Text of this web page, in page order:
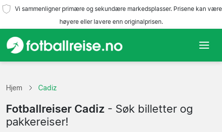
Vi sammenligner primære og sekundære markedsplasser. Prisene kan være
høyere eller lavere enn originalprisen.
Lag
Ligaer
Hjem Cadiz
Fotballreiser Cadiz - Søk billetter og
pakkereiser!